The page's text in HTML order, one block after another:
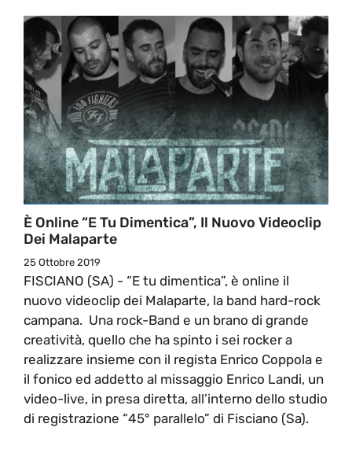
È Online “E Tu Dimentica”, Il Nuovo Videoclip
Dei Malaparte
25 Ottobre 2019
FISCIANO (SA) - “E tu dimentica”, è online il
nuovo videoclip dei Malaparte, la band hard-rock
campana. Una rock-Band e un brano di grande
creatività, quello che ha spinto i sei rocker a
realizzare insieme con il regista Enrico Coppola e
il fonico ed addetto al missaggio Enrico Landi, un
video-live, in presa diretta, all’interno dello studio
di registrazione “45° parallelo” di Fisciano (Sa).